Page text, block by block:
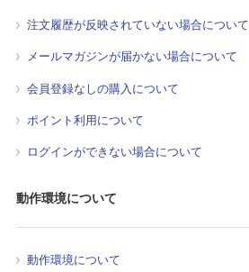
注文履歴が反映されていない場合について
メールマガジンが届かない場合について
会員登録なしの購入について
ポイント利用について
ログインができない場合について
動作環境について
動作環境について